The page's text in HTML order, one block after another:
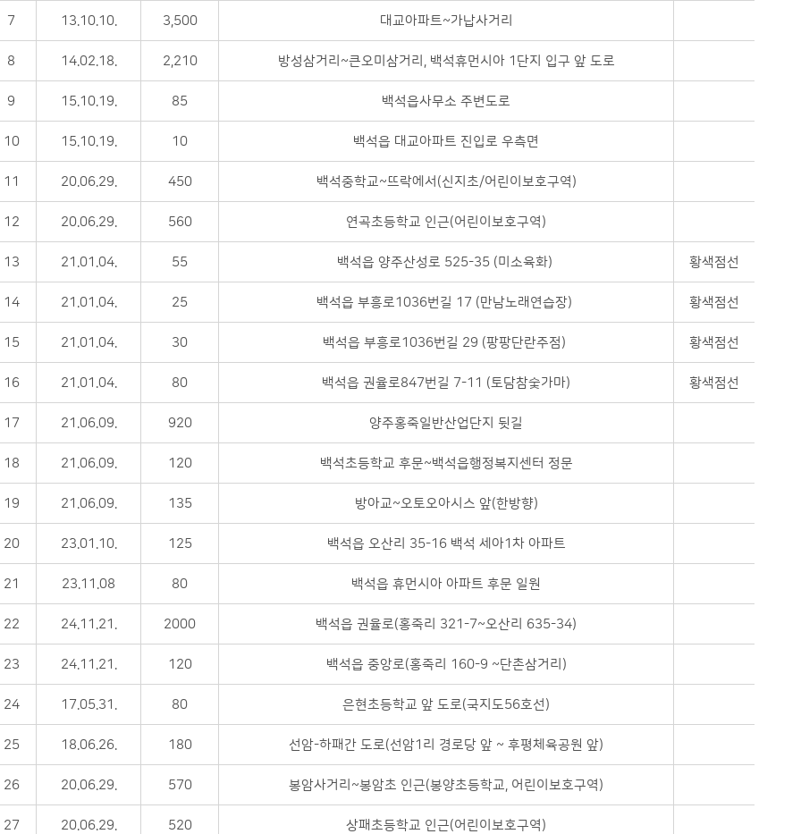
7 13.10.10. 3,500 대교아파트~가납사거리
8 14.02.18. 2,210 방성삼거리~큰오미삼거리, 백석휴먼시아 1단지 입구 앞 도로
9 15.10.19. 85 백석읍사무소 주변도로
10 15.10.19. 10 백석읍 대교아파트 진입로 우측면
11 20.06.29. 450 백석중학교~뜨락에서(신지초/어린이보호구역)
12 20.06.29. 560 연곡초등학교 인근(어린이보호구역)
13 21.01.04. 55 백석읍 양주산성로 525-35 (미소육화) 황색점선
14 21.01.04. 25 백석읍 부흥로1036번길 17 (만남노래연습장) 황색점선
15 21.01.04. 30 백석읍 부흥로1036번길 29 (팡팡단란주점) 황색점선
16 21.01.04. 80 백석읍 권율로847번길 7-11 (토담참숯가마) 황색점선
17 21.06.09. 920 양주홍죽일반산업단지 뒷길
18 21.06.09. 120 백석초등학교 후문~백석읍행정복지센터 정문
19 21.06.09. 135 방아교~오토오아시스 앞(한방향)
20 23.01.10. 125 백석읍 오산리 35-16 백석 세아1차 아파트
21 23.11.08 80 백석읍 휴먼시아 아파트 후문 일원
22 24.11.21. 2000 백석읍 권율로(홍죽리 321-7~오산리 635-34)
23 24.11.21. 120 백석읍 중앙로(홍죽리 160-9 ~단촌삼거리)
24 17.05.31. 80 은현초등학교 앞 도로(국지도56호선)
25 18.06.26. 180 선암-하패간 도로(선암1리 경로당 앞 ~ 후평체육공원 앞)
26 20.06.29. 570 봉암사거리~봉암초 인근(봉양초등학교, 어린이보호구역)
27 20.06.29. 520 상패초등학교 인근(어린이보호구역)